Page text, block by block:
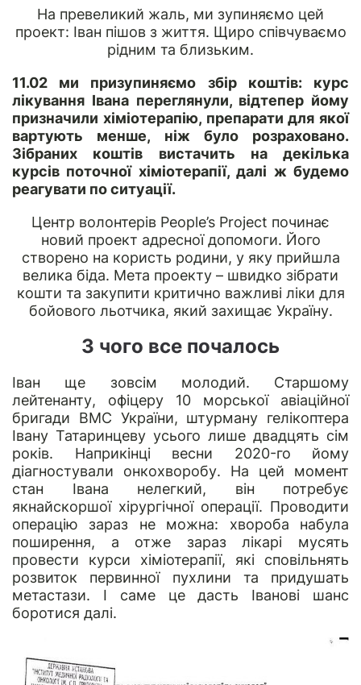
На превеликий жаль, ми зупиняємо цей
проект: Іван пішов з життя. Щиро співчуваємо
рідним та близьким.
11.02 ми призупиняємо збір коштів: курс
лікування Івана переглянули, відтепер йому
призначили хіміотерапію, препарати для якої
вартують менше, ніж було розраховано.
Зібраних коштів вистачить на декілька
курсів поточної хіміотерапії, далі ж будемо
реагувати по ситуації.
Центр волонтерів People’s Project починає
новий проект адресної допомоги. Його
створено на користь родини, у яку прийшла
велика біда. Мета проекту – швидко зібрати
кошти та закупити критично важливі ліки для
бойового льотчика, який захищає Україну.
З чого все почалось
Іван ще зовсім молодий. Старшому
лейтенанту, офіцеру 10 морської авіаційної
бригади ВМС України, штурману гелікоптера
Івану Татаринцеву усього лише двадцять сім
років. Наприкінці весни 2020-го йому
діагностували онкохворобу. На цей момент
стан Івана нелегкий, він потребує
якнайскоршої хірургічної операції. Проводити
операцію зараз не можна: хвороба набула
поширення, а отже зараз лікарі мусять
провести курси хіміотерапії, які сповільнять
розвиток первинної пухлини та придушать
метастази. І саме це дасть Іванові шанс
боротися далі.